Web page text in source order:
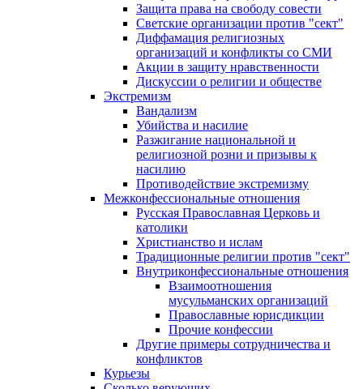
Защита права на свободу совести
Светские организации против "сект"
Диффамация религиозных
организаций и конфликты со СМИ
Акции в защиту нравственности
Дискуссии о религии и обществе
Экстремизм
Вандализм
Убийства и насилие
Разжигание национальной и
религиозной розни и призывы к
насилию
Противодействие экстремизму
Межконфессиональные отношения
Русская Православная Церковь и
католики
Христианство и ислам
Традиционные религии против "сект"
Внутриконфессиональные отношения
Взаимоотношения
мусульманских организаций
Православные юрисдикции
Прочие конфессии
Другие примеры сотрудничества и
конфликтов
Курьезы